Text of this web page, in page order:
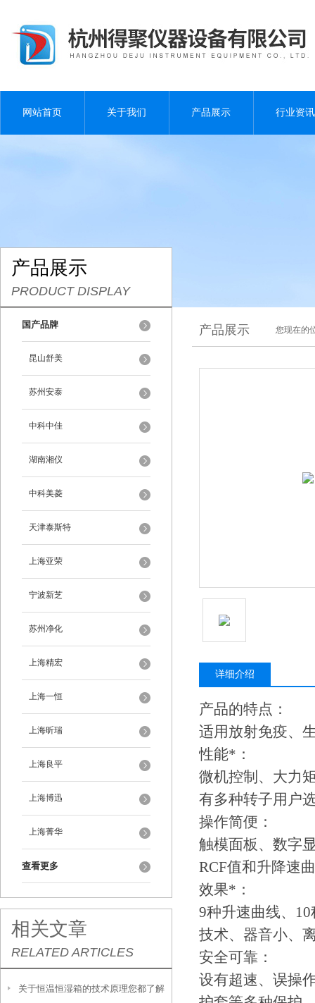
网站首页 关于我们 产品展示 行业资讯
产品展示
PRODUCT DISPLAY
国产品牌
昆山舒美
苏州安泰
中科中佳
湖南湘仪
中科美菱
天津泰斯特
上海亚荣
宁波新芝
苏州净化
上海精宏
上海一恒
上海昕瑞
上海良平
上海博迅
上海菁华
查看更多
相关文章
RELATED ARTICLES
关于恒温恒湿箱的技术原理您都了解
产品展示 您现在的
详细介绍
产品的特点：
适用放射免疫、
性能*：
微机控制、大力
有多种转子用户
操作简便：
触模面板、数字
RCF值和升降速
效果*：
9种升速曲线、
技术、器音小、
安全可靠：
设有超速、误操